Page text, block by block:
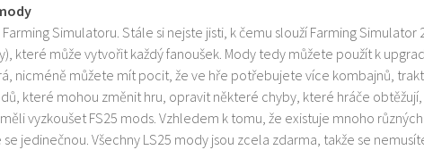
Simulatoru. Stále si nejste jisti, k čemu slouží Farming Simulator
které může vytvořit každý fanoušek. Mody tedy můžete použít k
nicméně můžete mít pocit, že ve hře potřebujete více kombajnů,
které mohou změnit hru, opravit některé chyby, které hráče
vyzkoušet FS25 mods. Vzhledem k tomu, že existuje mnoho
jedinečnou. Všechny LS25 mody jsou zcela zdarma, takže se